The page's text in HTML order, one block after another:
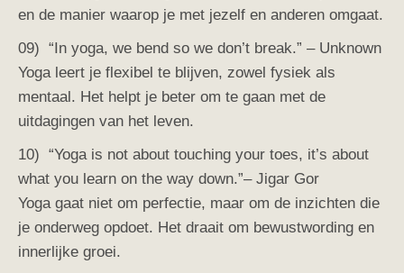
en de manier waarop je met jezelf en anderen omgaat.
09) “In yoga, we bend so we don’t break.” – Unknown
Yoga leert je flexibel te blijven, zowel fysiek als
mentaal. Het helpt je beter om te gaan met de
uitdagingen van het leven.
10) “Yoga is not about touching your toes, it’s about
what you learn on the way down.”– Jigar Gor
Yoga gaat niet om perfectie, maar om de inzichten die
je onderweg opdoet. Het draait om bewustwording en
innerlijke groei.